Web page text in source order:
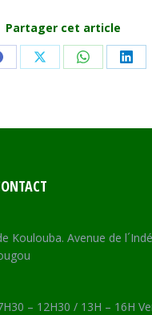
Partager cet article
Share Share Share
Koulouba. Avenue de
– 12H30 / 13H – 16H